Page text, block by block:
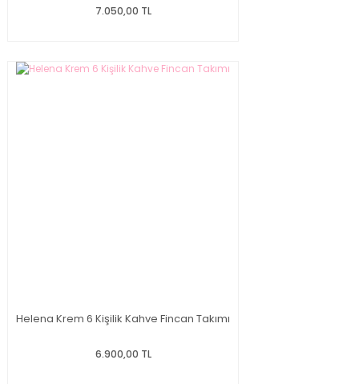
7.050,00 TL
Helena Krem 6 Kişilik Kahve Fincan Takımı
6.900,00 TL